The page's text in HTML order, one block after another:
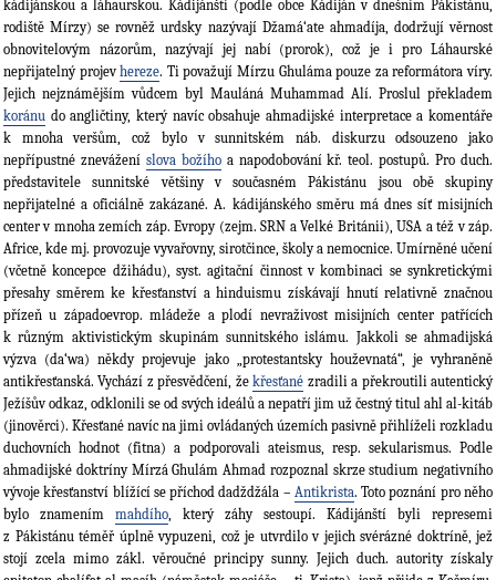
kádijánskou a láhaurskou. Kádijánští (podle obce Kádiján v dnešním Pákistánu,
rodiště Mírzy) se rovněž urdsky nazývají Džamá‘ate ahmadíja, dodržují věrnost
obnovitelovým názorům, nazývají jej nabí (prorok), což je i pro Láhaurské
nepřijatelný projevhereze. Ti považují Mírzu Ghuláma pouze za reformátora víry.
Jejich nejznámějším vůdcem byl Mauláná Muhammad Alí. Proslul překladem
koránu do angličtiny, který navíc obsahuje ahmadijské interpretace a komentáře
k mnoha veršům, což bylo v sunnitském náb. diskurzu odsouzeno jako
nepřípustné znevážení slova božíhoa napodobování kř. teol. postupů. Pro duch.
představitele sunnitské většiny v současném Pákistánu jsou obě skupiny
nepřijatelné a oficiálně zakázané. A. kádijánského směru má dnes síť misijních
center v mnoha zemích záp. Evropy (zejm. SRN a Velké Británii), USA a též v záp.
Africe, kde mj. provozuje vyvařovny, sirotčince, školy a nemocnice. Umírněné učení
(včetně koncepce džihádu), syst. agitační činnost v kombinaci se synkretickými
přesahy směrem ke křesťanství a hinduismu získávají hnutí relativně značnou
přízeň u západoevrop. mládeže a plodí nevraživost misijních center patřících
k různým aktivistickým skupinám sunnitského islámu. Jakkoli se ahmadijská
výzva (da‘wa) někdy projevuje jako „protestantsky houževnatá“, je vyhraněně
antikřesťanská. Vychází z přesvědčení, žekřesťané zradili a překroutili autentický
Ježíšův odkaz, odklonili se od svých ideálů a nepatří jim už čestný titul ahl al-kitáb
(jinověrci). Křesťané navíc na jimi ovládaných územích pasivně přihlíželi rozkladu
duchovních hodnot (fitna) a podporovali ateismus, resp. sekularismus. Podle
ahmadijské doktríny Mírzá Ghulám Ahmad rozpoznal skrze studium negativního
vývoje křesťanství blížící se příchod dadždžála – Antikrista. Toto poznání pro něho
bylo znamením mahdího, který záhy sestoupí. Kádijánští byli represemi
z Pákistánu téměř úplně vypuzeni, což je utvrdilo v jejich svérázné doktríně, jež
stojí zcela mimo zákl. věroučné principy sunny. Jejich duch. autority získaly